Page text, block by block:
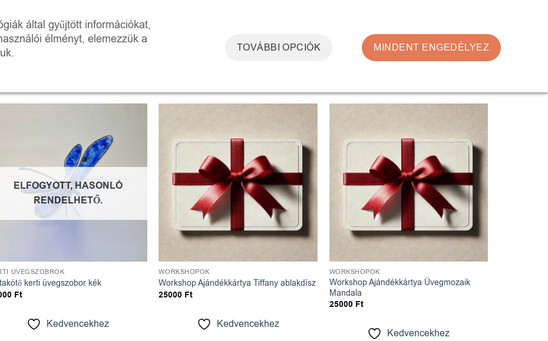
által gyűjtött információkat,
élményt, elemezzük a
TOVÁBBI OPCIÓK MINDENT ENGEDÉLYEZ
ÉLMÉNYTÉR WORKSHOPOK
Kedvencekhez
ELFOGYOTT, HASONLÓ
RENDELHETŐ.
ÜVEGSZOBROK
kerti üvegszobor kék
Ft
Kedvencekhez
WORKSHOPOK
Workshop Ajándékkártya Tiffany ablakdísz
25000 Ft
Kedvencekhez
Kedvencekhez
WORKSHOPOK
Workshop Ajándékkártya Üvegmozaik
Mandala
25000 Ft
Kedvencekhez